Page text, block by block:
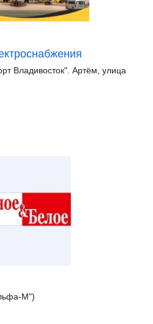
Владивосток". Артём, улица
М")